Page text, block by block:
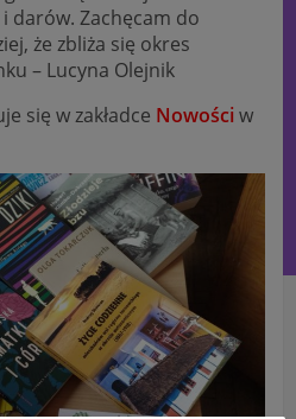
darów. Zachęcam do
że zbliża się okres
– Lucyna Olejnik
się w zakładce Nowości w